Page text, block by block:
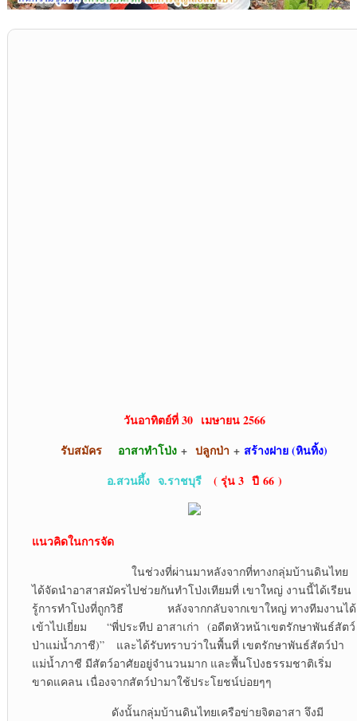
วันอาทิตย์ที่ 30 เมษายน 2566
รับสมัคร
อาสาทำโป่ง+ปลูกป่า + สร้างฝาย (หินทิ้ง)
อ.สวนผึ้งจ.ราชบุรี ( รุ่น 3 ปี 66 )
แนวคิดในการจัด
ในช่วงที่ผ่านมาหลังจากที่ทางกลุ่มบ้านดินไทย
ได้จัดนำอาสาสมัครไปช่วยกันทำโป่งเทียมที่ เขาใหญ่ งานนี้ได้เรียน
รู้การทำโป่งที่ถูกวิธี หลังจากกลับจากเขาใหญ่ ทางทีมงานได้
เข้าไปเยี่ยม “พี่ประทีป อาสาเก่า (อดีตหัวหน้าเขตรักษาพันธ์สัตว์
ป่าแม่น้ำภาชี)” และได้รับทราบว่าในพื้นที่ เขตรักษาพันธ์สัตว์ป่า
แม่น้ำภาชี มีสัตว์อาศัยอยู่จำนวนมาก และพื้นโป่งธรรมชาติเริ่ม
ขาดแคลน เนื่องจากสัตว์ป่ามาใช้ประโยชน์บ่อยๆๆ
ดังนั้นกลุ่มบ้านดินไทยเครือข่ายจิตอาสา จึงมี